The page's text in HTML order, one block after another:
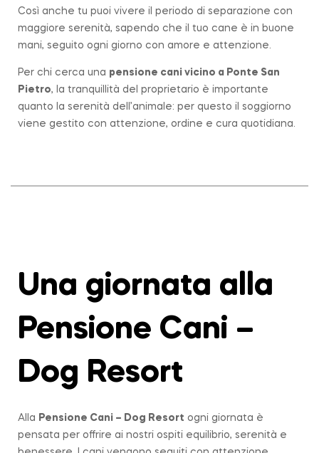
Così anche tu puoi vivere il periodo di separazione con
maggiore serenità, sapendo che il tuo cane è in buone
mani, seguito ogni giorno con amore e attenzione.
Per chi cerca una pensione cani vicino a Ponte San
Pietro, la tranquillità del proprietario è importante
quanto la serenità dell’animale: per questo il soggiorno
viene gestito con attenzione, ordine e cura quotidiana.
Una giornata alla
Pensione Cani –
Dog Resort
Alla Pensione Cani – Dog Resort ogni giornata è
pensata per offrire ai nostri ospiti equilibrio, serenità e